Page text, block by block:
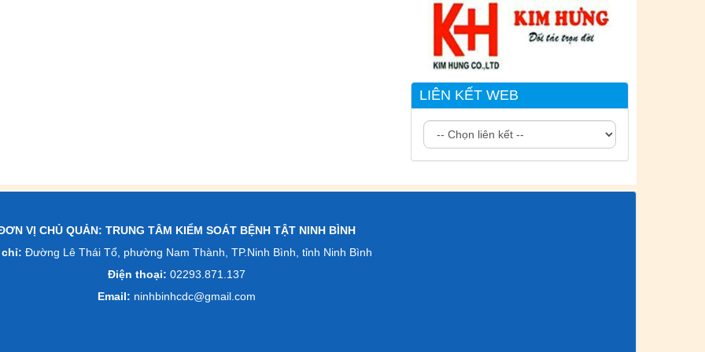
LIÊN KẾT WEB
VỊ CHỦ QUẢN: TRUNG TÂM KIỂM SOÁT BỆNH TẬT NINH BÌNH
Đường Lê Thái Tổ, phường Nam Thành, TP.Ninh Bình, tỉnh Ninh Bình
Điện thoại: 02293.871.137
Email: ninhbinhcdc@gmail.com